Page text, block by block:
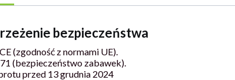
bezpieczeństwa
(zgodność z normami UE).
(bezpieczeństwo zabawek).
przed 13 grudnia 2024